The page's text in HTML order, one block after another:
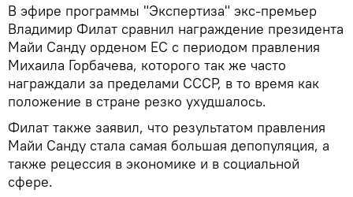
В эфире программы "Экспертиза" экс-премьер
Владимир Филат сравнил награждение президента
Майи Санду орденом ЕС с периодом правления
Михаила Горбачева, которого так же часто
награждали за пределами СССР, в то время как
положение в стране резко ухудшалось.
Филат также заявил, что результатом правления
Майи Санду стала самая большая депопуляция, а
также рецессия в экономике и в социальной
сфере.